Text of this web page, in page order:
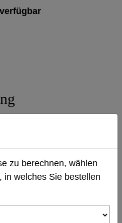
zu berechnen, wählen
in welches Sie bestellen